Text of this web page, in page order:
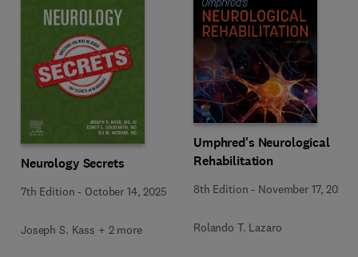
Neurology Secrets
7th Edition - October 14, 2025
Joseph S. Kass + 2 more
Umphred's Neurological
Rehabilitation
8th Edition - November 17, 2025
Rolando T. Lazaro